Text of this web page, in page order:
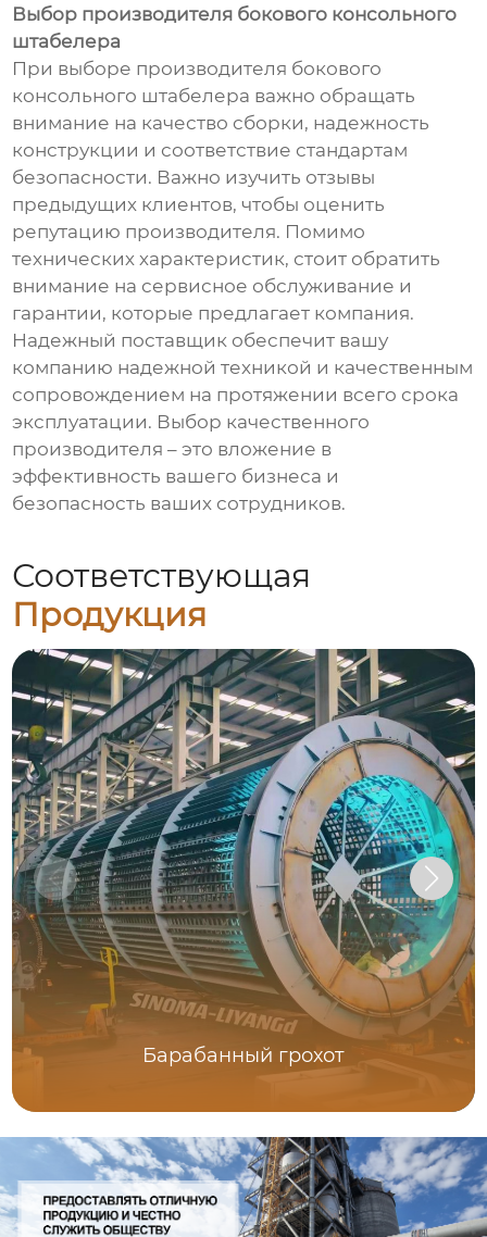
Выбор производителя бокового консольного
штабелера
При выборе производителя бокового
консольного штабелера важно обращать
внимание на качество сборки, надежность
конструкции и соответствие стандартам
безопасности. Важно изучить отзывы
предыдущих клиентов, чтобы оценить
репутацию производителя. Помимо
технических характеристик, стоит обратить
внимание на сервисное обслуживание и
гарантии, которые предлагает компания.
Надежный поставщик обеспечит вашу
компанию надежной техникой и качественным
сопровождением на протяжении всего срока
эксплуатации. Выбор качественного
производителя – это вложение в
эффективность вашего бизнеса и
безопасность ваших сотрудников.
Соответствующая
Продукция
Барабанный грохот